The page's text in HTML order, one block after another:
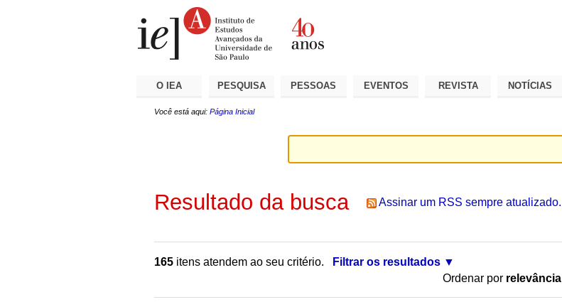
O IEA PESQUISA PESSOAS EVENTOS REVISTA NOTÍCIAS
Você está aqui: Página Inicial
Resultado da busca Assinar um RSS sempre atualizado.
165 itens atendem ao seu critério.
Filtrar os resultados
Ordenar por relevância